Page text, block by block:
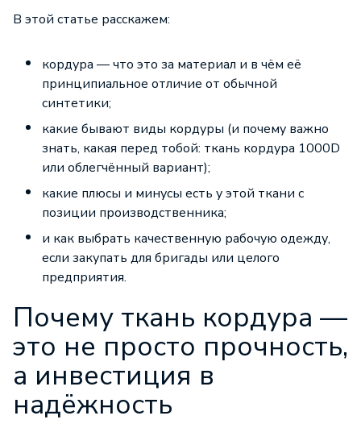
В этой статье расскажем:
кордура — что это за материал и в чём её
принципиальное отличие от обычной
синтетики;
какие бывают виды кордуры (и почему важно
знать, какая перед тобой: ткань кордура 1000D
или облегчённый вариант);
какие плюсы и минусы есть у этой ткани с
позиции производственника;
и как выбрать качественную рабочую одежду,
если закупать для бригады или целого
предприятия.
Почему ткань кордура —
это не просто прочность,
а инвестиция в
надёжность